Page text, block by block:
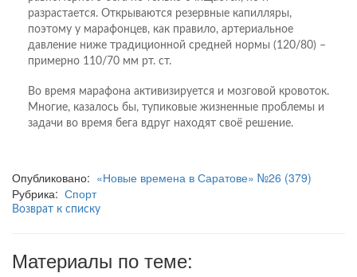
разрастается. Открываются резервные капилляры,
поэтому у марафонцев, как правило, артериальное
давление ниже традиционной средней нормы (120/80) –
примерно 110/70 мм рт. ст.
Во время марафона активизируется и мозговой кровоток.
Многие, казалось бы, тупиковые жизненные проблемы и
задачи во время бега вдруг находят своё решение.
Опубликовано: «Новые времена в Саратове» №26 (379)
Рубрика: Спорт
Возврат к списку
Материалы по теме: